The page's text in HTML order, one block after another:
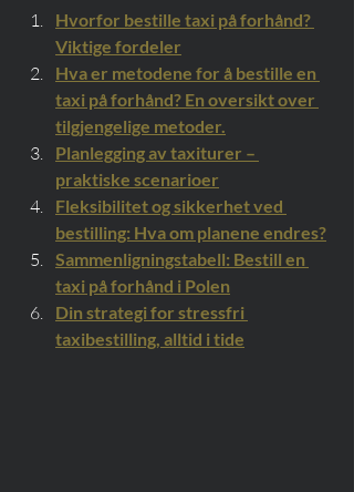
Hvorfor bestille taxi på forhånd?
Viktige fordeler
Hva er metodene for å bestille en
taxi på forhånd? En oversikt over
tilgjengelige metoder.
Planlegging av taxiturer –
praktiske scenarioer
Fleksibilitet og sikkerhet ved
bestilling: Hva om planene endres?
Sammenligningstabell: Bestill en
taxi på forhånd i Polen
Din strategi for stressfri
taxibestilling, alltid i tide